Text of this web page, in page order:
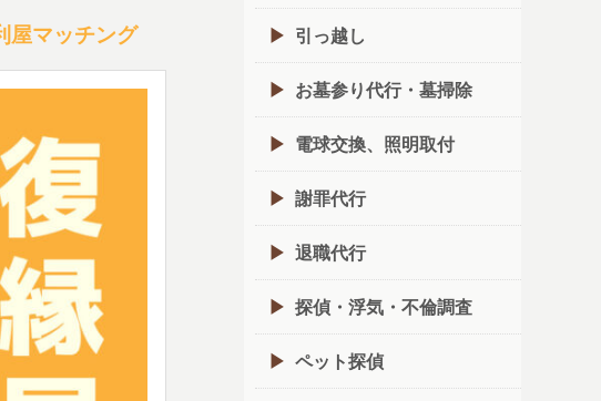
屋マッチング 引っ越し
お墓参り代行・墓掃除
電球交換、照明取付
謝罪代行
退職代行
探偵・浮気・不倫調査
ペット探偵